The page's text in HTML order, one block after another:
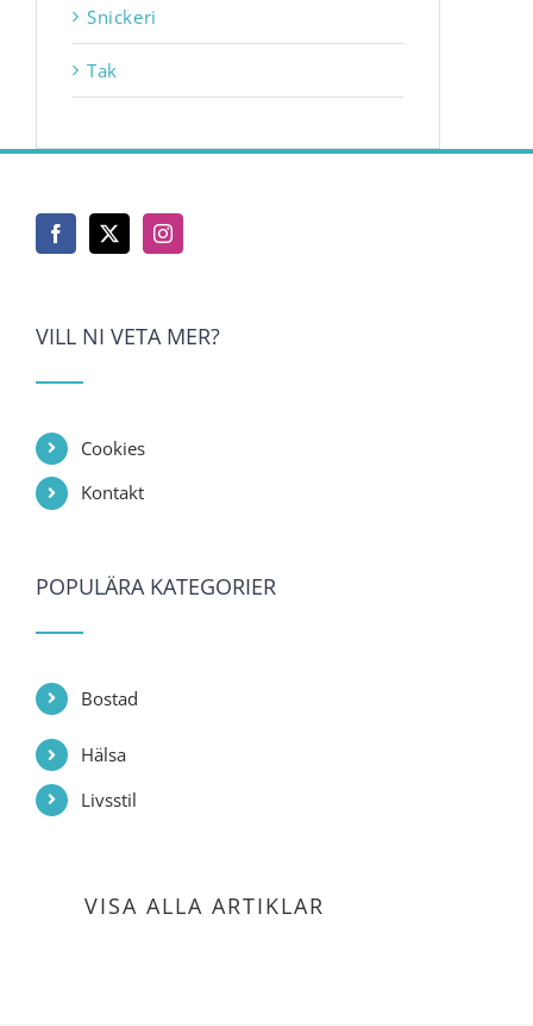
Snickeri
Tak
VILL NI VETA MER?
Cookies
Kontakt
POPULÄRA KATEGORIER
Bostad
Hälsa
Livsstil
VISA ALLA ARTIKLAR